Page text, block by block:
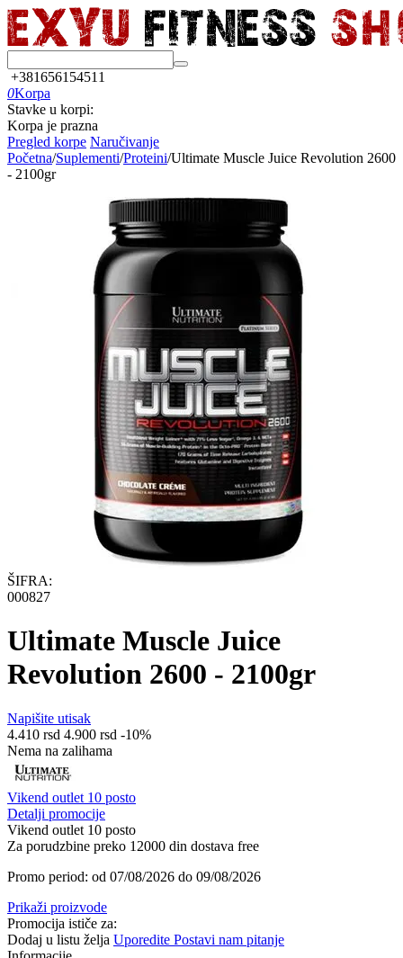
+381656154511
0Korpa
Stavke u korpi:
Korpa je prazna
Pregled korpe Naručivanje
Početna/Suplementi/Proteini/Ultimate Muscle Juice Revolution 2600
- 2100gr
ŠIFRA:
000827
Ultimate Muscle Juice
Revolution 2600 - 2100gr
Napišite utisak
4.410 rsd 4.900 rsd -10%
Nema na zalihama
Vikend outlet 10 posto
Detalji promocije
Vikend outlet 10 posto
Za porudzbine preko 12000 din dostava free
Promo period: od 07/08/2026 do 09/08/2026
Prikaži proizvode
Promocija ističe za:
Dodaj u listu želja Uporedite Postavi nam pitanje